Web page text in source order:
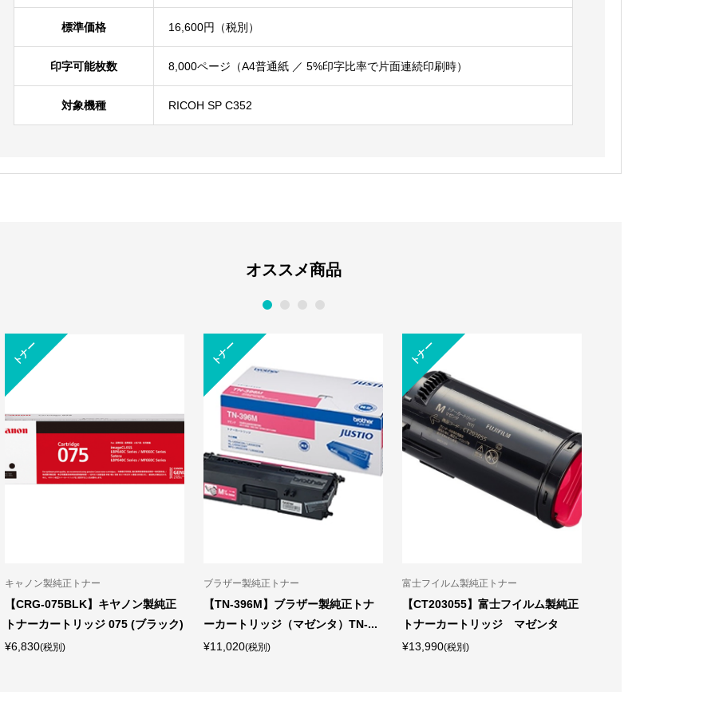
標準価格 16,600円（税別）
印字可能枚数 8,000ページ（A4普通紙 ／ 5%印字比率で片面連続印刷時）
対象機種 RICOH SP C352
オススメ商品
トナー
キャノン製純正トナー
【CRG-075BLK】キヤノン製純正
トナーカートリッジ 075 (ブラック)
¥6,830(税別)
トナー
ブラザー製純正トナー
【TN-396M】ブラザー製純正トナ
ーカートリッジ（マゼンタ）TN-...
¥11,020(税別)
トナー
富士フイルム製純正トナー
【CT203055】富士フイルム製純正
トナーカートリッジ マゼンタ
¥13,990(税別)
1 2 3 4